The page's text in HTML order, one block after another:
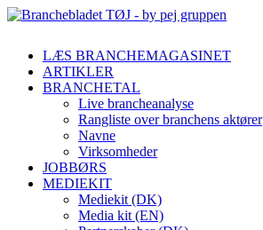
LÆS BRANCHEMAGASINET
ARTIKLER
BRANCHETAL
Live brancheanalyse
Rangliste over branchens aktører
Navne
Virksomheder
JOBBØRS
MEDIEKIT
Mediekit (DK)
Media kit (EN)